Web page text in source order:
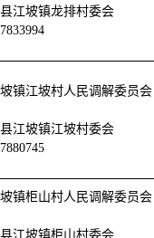
江坡镇龙排村委会
镇江坡村人民调解委员会
江坡镇江坡村委会
镇柜山村人民调解委员会
江坡镇柜山村委会